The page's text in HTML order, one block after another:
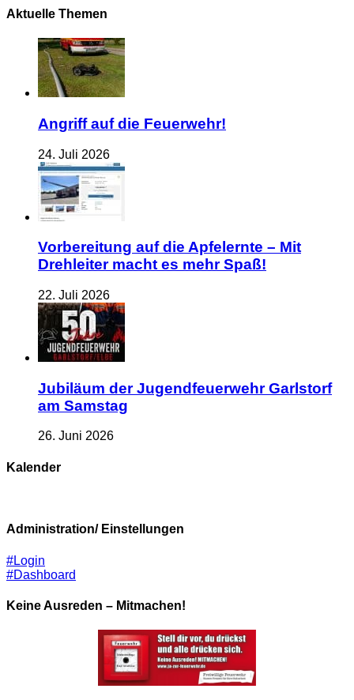
Aktuelle Themen
Angriff auf die Feuerwehr!
24. Juli 2026
Vorbereitung auf die Apfelernte – Mit
Drehleiter macht es mehr Spaß!
22. Juli 2026
Jubiläum der Jugendfeuerwehr Garlstorf
am Samstag
26. Juni 2026
Kalender
Administration/ Einstellungen
#Login
#Dashboard
Keine Ausreden – Mitmachen!